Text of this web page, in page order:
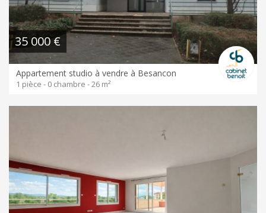
35 000 €
Appartement studio à vendre à Besancon
1 pièce - 0 chambre - 26 m²